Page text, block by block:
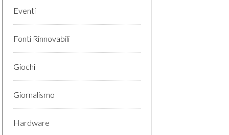
Eventi
Fonti Rinnovabili
Giochi
Giornalismo
Hardware